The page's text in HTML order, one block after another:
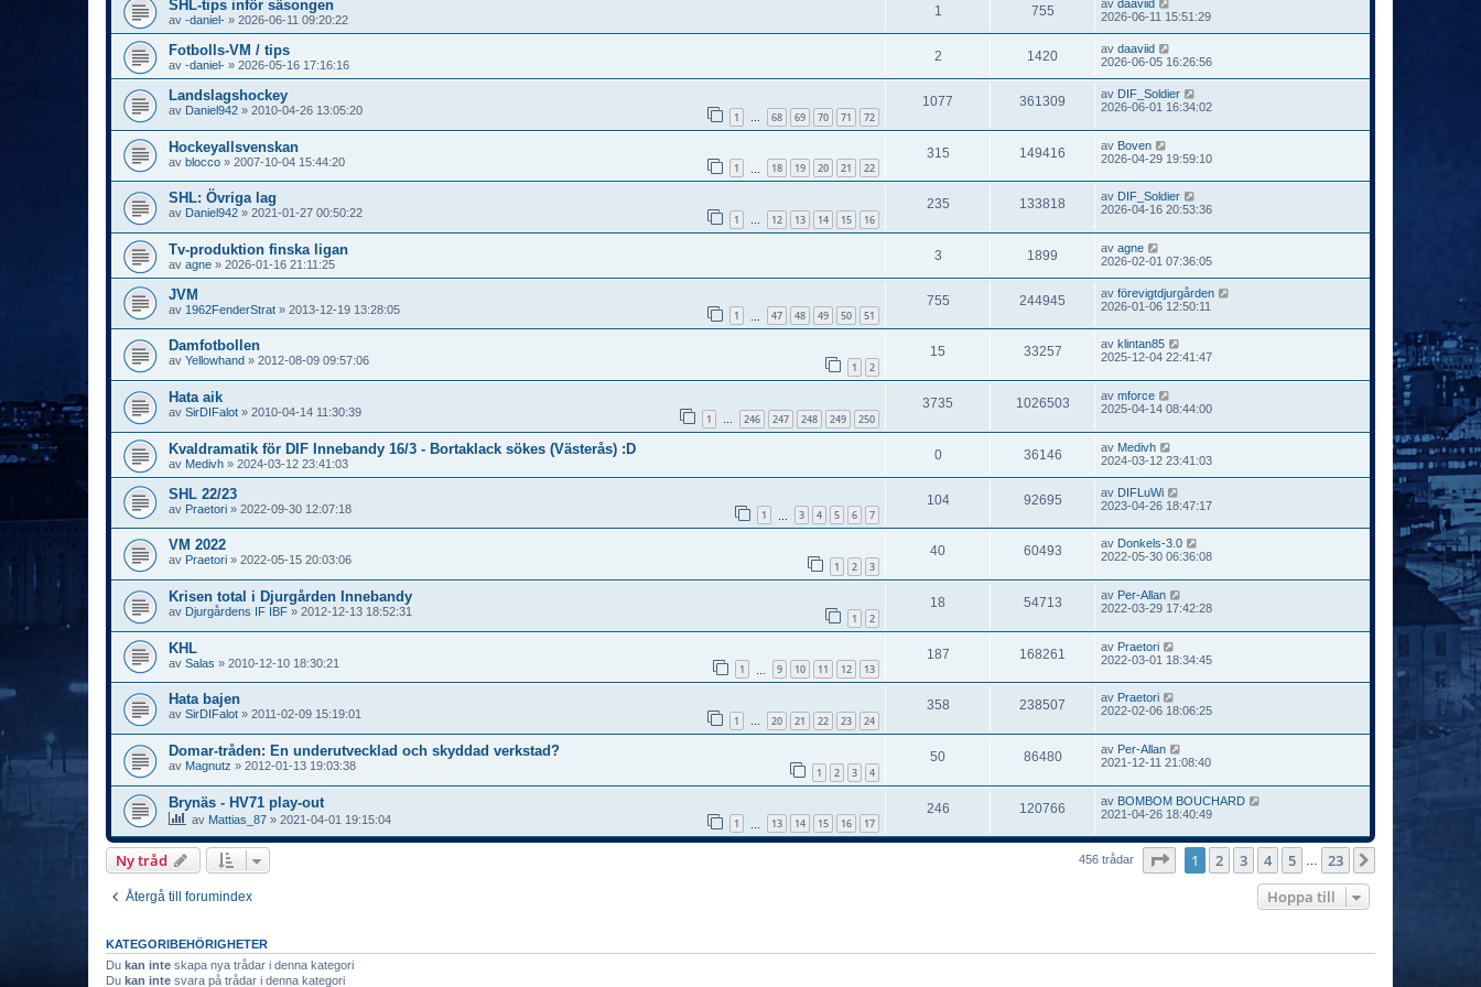
SHL-tips inför säsongen
av -daniel- » 2026-06-11 09:20:22
1 755 av daaviid
2026-06-11 15:51:29
Fotbolls-VM / tips
av -daniel- » 2026-05-16 17:16:16
2 1420 av daaviid
2026-06-05 16:26:56
Landslagshockey
av Daniel942 » 2010-04-26 13:05:20 1 … 68 69 70 71 72
1077 361309 av DIF_Soldier
2026-06-01 16:34:02
Hockeyallsvenskan
av blocco » 2007-10-04 15:44:20 1 18 19 20 21 22
315 149416 av Boven
2026-04-29 19:59:10
SHL: Övriga lag
av Daniel942 » 2021-01-27 00:50:22 1 … 12 13 14 15 16
235 133818 av DIF_Soldier
2026-04-16 20:53:36
Tv-produktion finska ligan
av agne » 2026-01-16 21:11:25
3 1899 av agne
2026-02-01 07:36:05
JVM
av 1962FenderStrat » 2013-12-19 13:28:05 1 47 48 49 50 51
755 244945 av förevigtdjurgården
2026-01-06 12:50:11
Damfotbollen
av Yellowhand » 2012-08-09 09:57:06 1 2
15 33257 av klintan85
2025-12-04 22:41:47
Hata aik
av SirDIFalot » 2010-04-14 11:30:39 1 … 246 247 248 249 250
3735 1026503 av mforce
2025-04-14 08:44:00
Kvaldramatik för DIF Innebandy 16/3 - Bortaklack sökes (Västerås) :D
av Medivh » 2024-03-12 23:41:03
0 36146 av Medivh
2024-03-12 23:41:03
SHL 22/23
av Praetori » 2022-09-30 12:07:18 1 3 4 5 6 7
104 92695 av DIFLuWi
2023-04-26 18:47:17
VM 2022
av Praetori » 2022-05-15 20:03:06 1 2 3
40 60493 av Donkels-3.0
2022-05-30 06:36:08
Krisen total i Djurgården Innebandy
av Djurgårdens IF IBF » 2012-12-13 18:52:31 1 2
18 54713 av Per-Allan
2022-03-29 17:42:28
KHL
av Salas » 2010-12-10 18:30:21 1 9 10 11 12 13
187 168261 av Praetori
2022-03-01 18:34:45
Hata bajen
av SirDIFalot » 2011-02-09 15:19:01 1 … 20 21 22 23 24
358 238507 av Praetori
2022-02-06 18:06:25
Domar-tråden: En underutvecklad och skyddad verkstad?
av Magnutz » 2012-01-13 19:03:38 1 2 3 4
50 86480 av Per-Allan
2021-12-11 21:08:40
Brynäs - HV71 play-out
av Mattias_87 » 2021-04-01 19:15:04 1 13 14 15 16 17
246 120766 av BOMBOM BOUCHARD
2021-04-26 18:40:49
Ny tråd 456 trådar Sida av 23
1 2 3 4 5 23
Återgå till forumindex Hoppa till
KATEGORIBEHÖRIGHETER
Du kan inte skapa nya trådar i denna kategori
Du kan inte svara på trådar i denna kategori